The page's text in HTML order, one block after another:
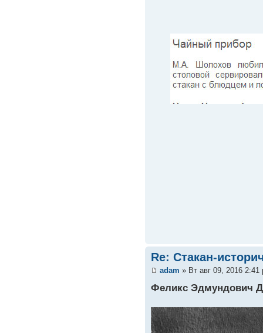
Re: Стакан-
adam » Вт авг 09, 2016 2:41
Феликс Эдмундович